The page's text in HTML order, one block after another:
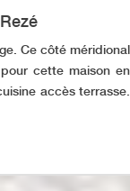
Ce côté méridional
cette maison en
accès terrasse.